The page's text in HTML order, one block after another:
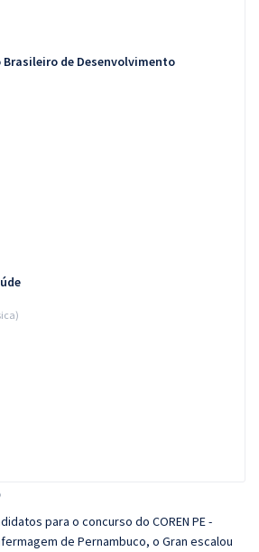
para o concurso do COREN PE -
de Pernambuco, o Gran escalou
de Desenvolvimento